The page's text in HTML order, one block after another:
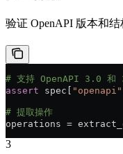
验证 OpenAPI 版本和结
# 支持 OpenAPI 3.0 和
assert spec[ "openapi"
# 提取操作
operations =
3